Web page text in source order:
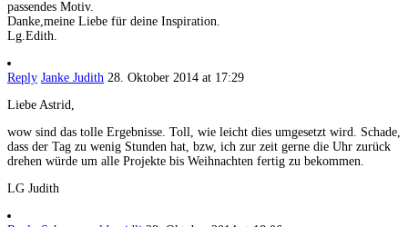
passendes Motiv.
Danke,meine Liebe für deine Inspiration.
Lg.Edith.
Reply Janke Judith 28. Oktober 2014 at 17:29
Liebe Astrid,
wow sind das tolle Ergebnisse. Toll, wie leicht dies umgesetzt wird. Schade,
dass der Tag zu wenig Stunden hat, bzw, ich zur zeit gerne die Uhr zurück
drehen würde um alle Projekte bis Weihnachten fertig zu bekommen.
LG Judith